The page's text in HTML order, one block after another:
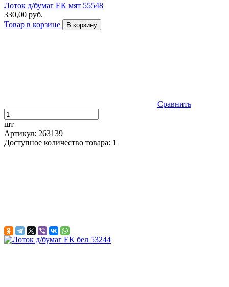
Лоток д/бумаг ЕК мят 55548
330,00 руб.
Товар в корзине
В корзину
Сравнить
шт
Артикул: 263139
Доступное количество товара: 1